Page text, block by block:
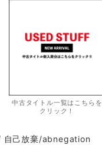
中古タイトル一覧はこちらを
クリック！
自己放棄/abnegation